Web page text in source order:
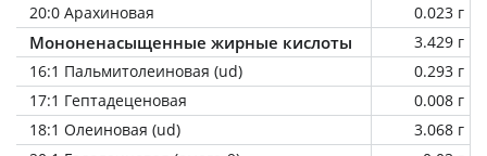
20:0 Арахиновая
0.023 г
Мононенасыщенные жирные кислоты
3.429 г
16:1 Пальмитолеиновая (ud)
0.293 г
17:1 Гептадеценовая
0.008 г
18:1 Олеиновая (ud)
3.068 г